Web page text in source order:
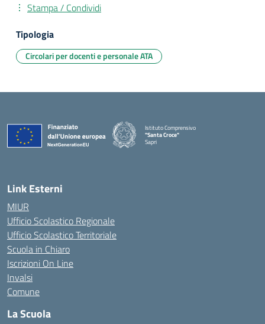
Stampa / Condividi
Tipologia
Circolari per docenti e personale ATA
Istituto Comprensivo
"Santa Croce"
Sapri
— Visita la pagina iniziale della scuola
Link Esterni
MIUR
Ufficio Scolastico Regionale
Ufficio Scolastico Territoriale
Scuola in Chiaro
Iscrizioni On Line
Invalsi
Comune
La Scuola